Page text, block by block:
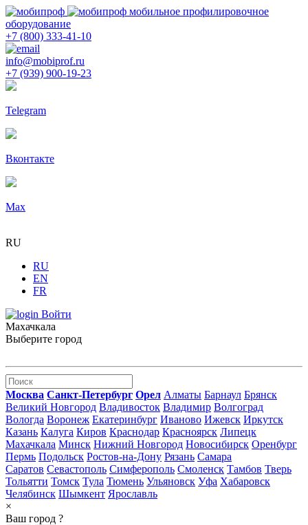
мобильное профилировочное
оборудование
+7 (800) 333-41-10
info@mobiprof.ru
+7 (939) 900-19-23
Telegram
Вконтакте
Max
RU
RU
EN
FR
Войти
Махачкала
Выберите город
Москва Санкт-Петербург Орел Алматы Барнаул Брянск
Великий Новгород Владивосток Владимир Волгоград
Вологда Воронеж Екатеринбург Иваново Ижевск Иркутск
Казань Калуга Киров Краснодар Красноярск Липецк
Махачкала Минск Нижний Новгород Новосибирск Оренбург
Пермь Подольск Ростов-на-Дону Рязань Самара
Саратов Севастополь Симферополь Смоленск Тамбов Тверь
Тольятти Томск Тула Тюмень Ульяновск Уфа Хабаровск
Челябинск Шымкент Ярославль
×
Ваш город ?